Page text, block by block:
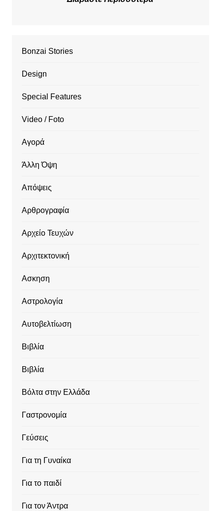
Bonzai Stories
Design
Special Features
Video / Foto
Αγορά
Άλλη Όψη
Απόψεις
Αρθρογραφία
Αρχείο Τευχών
Αρχιτεκτονική
Ασκηση
Αστρολογία
Αυτοβελτίωση
Βιβλία
Βιβλία
Βόλτα στην Ελλάδα
Γαστρονομία
Γεύσεις
Για τη Γυναίκα
Για το παιδί
Για τον Άντρα